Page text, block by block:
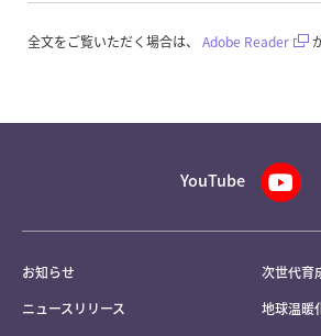
全文をご覧いただく場合は、 Adobe Reader
YouTube
お知らせ
ニュースリリース
次世代育
地球温暖